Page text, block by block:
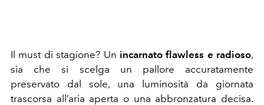
Il must di stagione? Un incarnato flawless e radioso,
sia che si scelga un pallore accuratamente
preservato dal sole, una luminosità da giornata
trascorsa all’aria aperta o una abbronzatura decisa.